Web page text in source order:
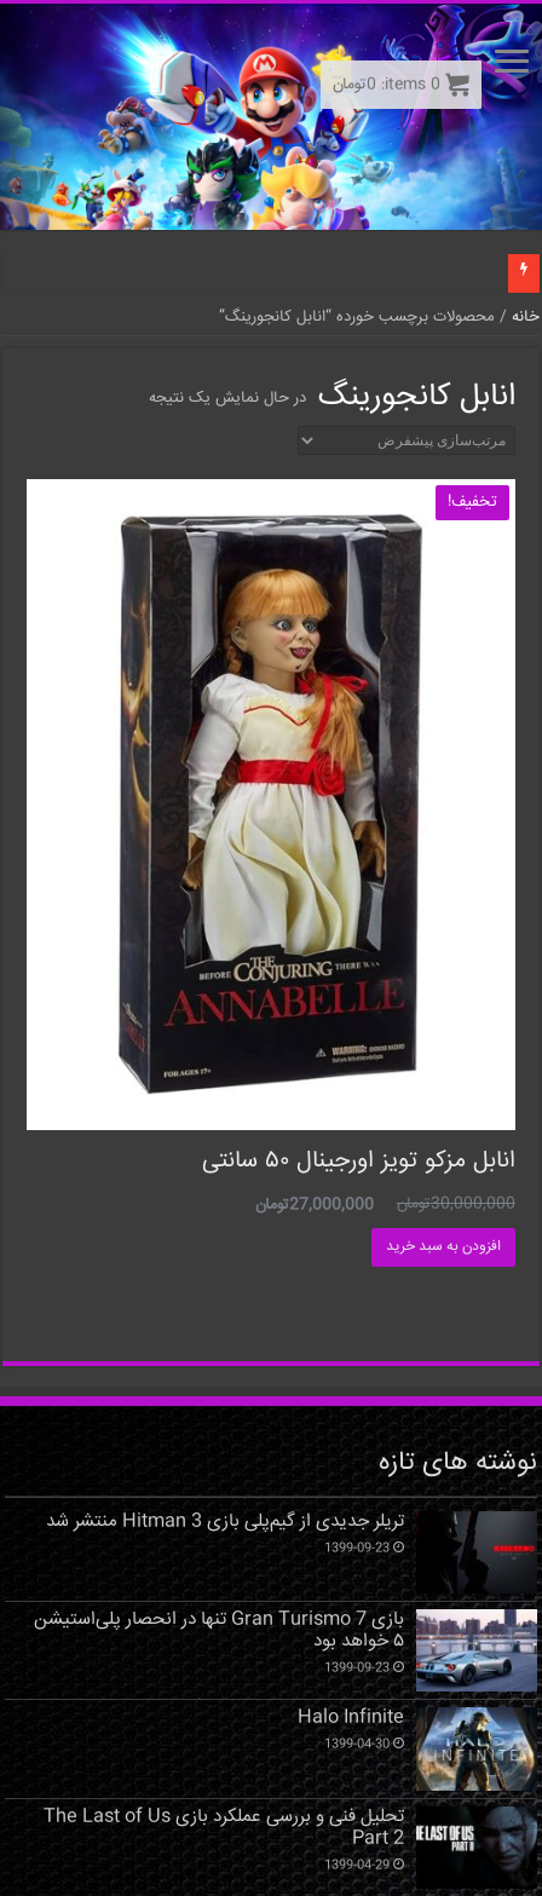
خانه / محصولات برچسب خورده “انابل کانجورینگ”
انابل کانجورینگ در حال نمایش یک نتیجه
تخفیف!
انابل مزکو تویز اورجینال ۵۰ سانتی
30,000,000تومان 27,000,000تومان
افزودن به سبد خرید
نوشته های تازه
تریلر جدیدی از گیم‌پلی بازی Hitman 3 منتشر شد
1399-09-23
بازی Gran Turismo 7 تنها در انحصار پلی‌استیشن
۵ خواهد بود
1399-09-23
Halo Infinite
1399-04-30
تحلیل فنی و بررسی عملکرد بازی The Last of Us
Part 2
1399-04-29
0
items:
0تومان